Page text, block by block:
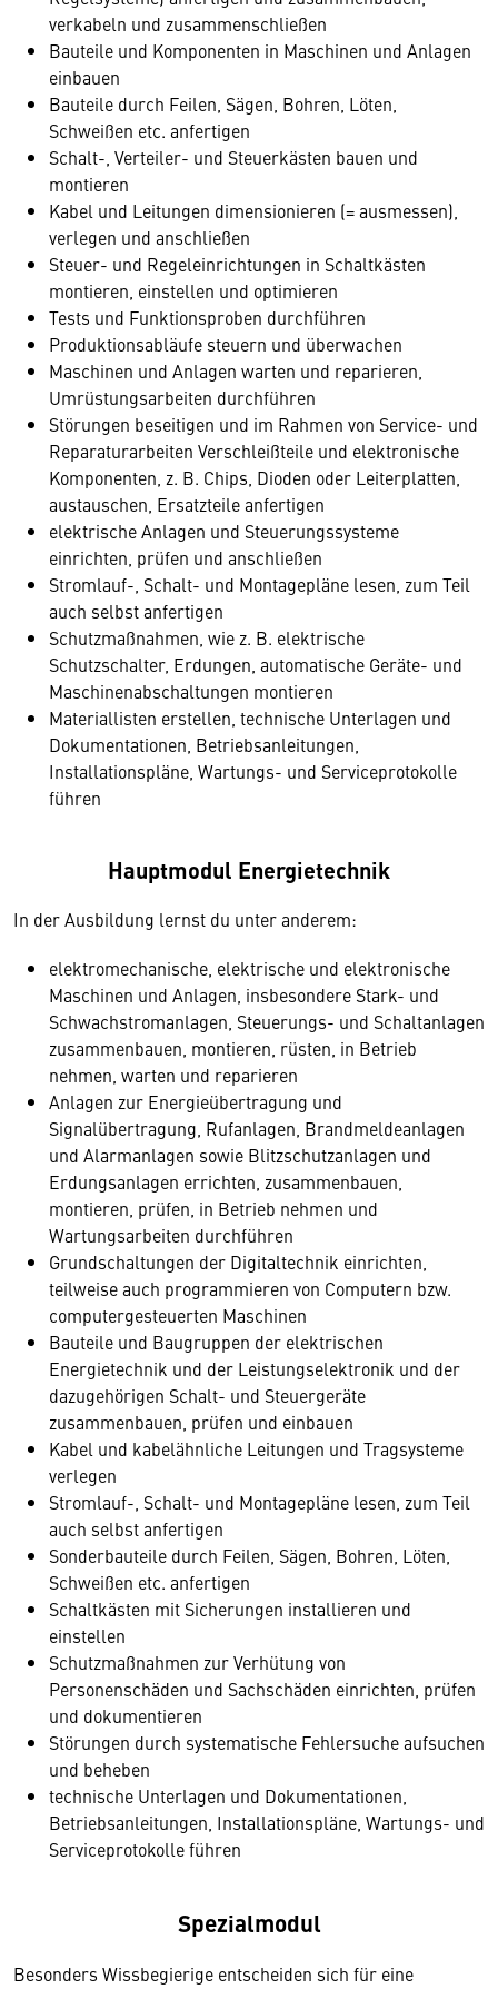
verkabeln und zusammenschließen
Bauteile und Komponenten in Maschinen und Anlagen
einbauen
Bauteile durch Feilen, Sägen, Bohren, Löten,
Schweißen etc. anfertigen
Schalt-, Verteiler- und Steuerkästen bauen und
montieren
Kabel und Leitungen dimensionieren (= ausmessen),
verlegen und anschließen
Steuer- und Regeleinrichtungen in Schaltkästen
montieren, einstellen und optimieren
Tests und Funktionsproben durchführen
Produktionsabläufe steuern und überwachen
Maschinen und Anlagen warten und reparieren,
Umrüstungsarbeiten durchführen
Störungen beseitigen und im Rahmen von Service- und
Reparaturarbeiten Verschleißteile und elektronische
Komponenten, z. B. Chips, Dioden oder Leiterplatten,
austauschen, Ersatzteile anfertigen
elektrische Anlagen und Steuerungssysteme
einrichten, prüfen und anschließen
Stromlauf-, Schalt- und Montagepläne lesen, zum Teil
auch selbst anfertigen
Schutzmaßnahmen, wie z. B. elektrische
Schutzschalter, Erdungen, automatische Geräte- und
Maschinenabschaltungen montieren
Materiallisten erstellen, technische Unterlagen und
Dokumentationen, Betriebsanleitungen,
Installationspläne, Wartungs- und Serviceprotokolle
führen
Hauptmodul Energietechnik
In der Ausbildung lernst du unter anderem:
elektromechanische, elektrische und elektronische
Maschinen und Anlagen, insbesondere Stark- und
Schwachstromanlagen, Steuerungs- und Schaltanlagen
zusammenbauen, montieren, rüsten, in Betrieb
nehmen, warten und reparieren
Anlagen zur Energieübertragung und
Signalübertragung, Rufanlagen, Brandmeldeanlagen
und Alarmanlagen sowie Blitzschutzanlagen und
Erdungsanlagen errichten, zusammenbauen,
montieren, prüfen, in Betrieb nehmen und
Wartungsarbeiten durchführen
Grundschaltungen der Digitaltechnik einrichten,
teilweise auch programmieren von Computern bzw.
computergesteuerten Maschinen
Bauteile und Baugruppen der elektrischen
Energietechnik und der Leistungselektronik und der
dazugehörigen Schalt- und Steuergeräte
zusammenbauen, prüfen und einbauen
Kabel und kabelähnliche Leitungen und Tragsysteme
verlegen
Stromlauf-, Schalt- und Montagepläne lesen, zum Teil
auch selbst anfertigen
Sonderbauteile durch Feilen, Sägen, Bohren, Löten,
Schweißen etc. anfertigen
Schaltkästen mit Sicherungen installieren und
einstellen
Schutzmaßnahmen zur Verhütung von
Personenschäden und Sachschäden einrichten, prüfen
und dokumentieren
Störungen durch systematische Fehlersuche aufsuchen
und beheben
technische Unterlagen und Dokumentationen,
Betriebsanleitungen, Installationspläne, Wartungs- und
Serviceprotokolle führen
Spezialmodul
Besonders Wissbegierige entscheiden sich für eine